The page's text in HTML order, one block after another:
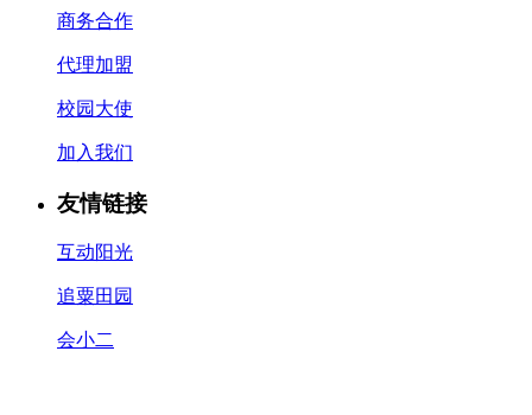
商务合作
代理加盟
校园大使
加入我们
友情链接
互动阳光
追粟田园
会小二